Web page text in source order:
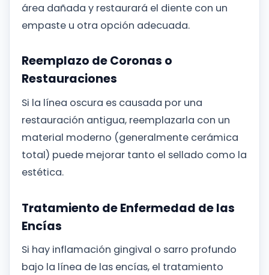
área dañada y restaurará el diente con un
empaste u otra opción adecuada.
Reemplazo de Coronas o
Restauraciones
Si la línea oscura es causada por una
restauración antigua, reemplazarla con un
material moderno (generalmente cerámica
total) puede mejorar tanto el sellado como la
estética.
Tratamiento de Enfermedad de las
Encías
Si hay inflamación gingival o sarro profundo
bajo la línea de las encías, el tratamiento